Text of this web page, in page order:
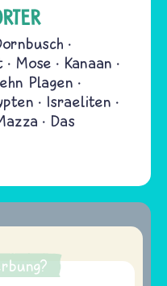
Mose
Kanaan
Plagen
Israeliten
Das